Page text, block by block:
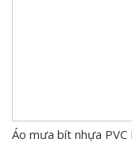
Áo mưa bít nhựa